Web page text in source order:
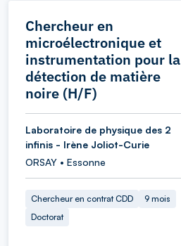
Chercheur en
microélectronique et
instrumentation pour la
détection de matière
noire (H/F)
Laboratoire de physique des 2
infinis - Irène Joliot-Curie
ORSAY • Essonne
Chercheur en contrat CDD
9 mois
Doctorat